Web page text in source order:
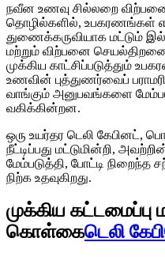
நவீன உணவு சில்லறை
தொழில்களில், உபகரணங்கள்
துணைக்கருவியாக மட்டும்
மற்றும் விற்பனை செயல்திறனை
முக்கிய காட்சிப்படுத்தும்
உணவின் புத்துணர்வைப்
வாங்கும் அனுபவங்களை
வகிக்கின்றன.
ஒரு உயர்தர டெலி கேபினட்,
நீட்டிப்பது மட்டுமின்றி,
மேம்படுத்தி, போட்டி
நிற்க உதவுகிறது.
முக்கிய கட்டமைப்பு
கொள்கைடெலி